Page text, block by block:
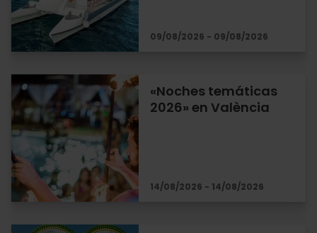
09/08/2026 - 09/08/2026
«Noches temáticas
2026» en València
14/08/2026 - 14/08/2026